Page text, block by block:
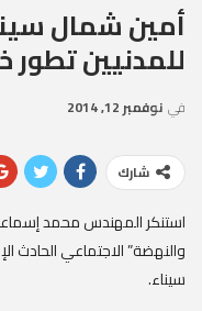
أمين شمال
للمدنيين تطور
في نوفمبر 12, 2014
شارك
استنكر المهندس محمد
والنهضة” الاجتماعي الحادث
سيناء.